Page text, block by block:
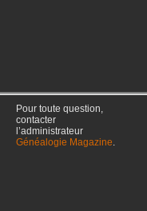
Pour toute question,
contacter
l’administrateur
Généalogie Magazine.